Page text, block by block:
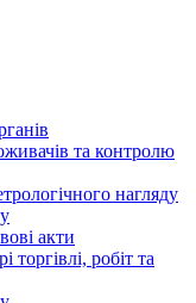
та контролю
нагляду
акти
торгівлі, робіт та